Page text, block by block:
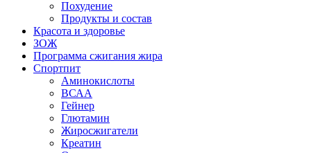
Похудение
Продукты и состав
Красота и здоровье
ЗОЖ
Программа сжигания жира
Спортпит
Аминокислоты
ВСАА
Гейнер
Глютамин
Жиросжигатели
Креатин